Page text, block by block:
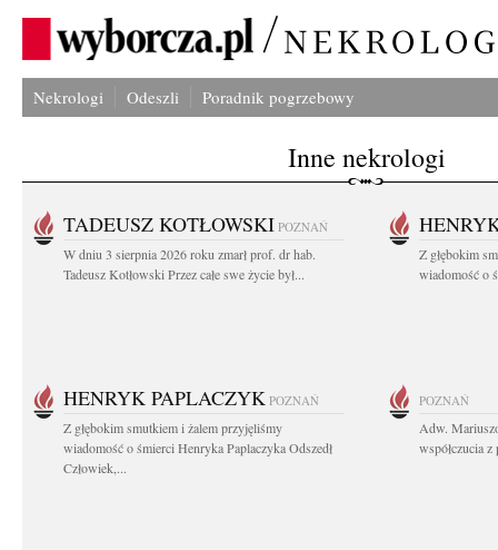
Nekrologi Odeszli Poradnik pogrzebowy
Inne nekrologi
TADEUSZ KOTŁOWSKI POZNAŃ
W dniu 3 sierpnia 2026 roku zmarł prof. dr hab.
Tadeusz Kotłowski Przez całe swe życie był...
Z głębokim
wiadomość o
HENRYK PAPLACZYK POZNAŃ
Z głębokim smutkiem i żalem przyjęliśmy
wiadomość o śmierci Henryka Paplaczyka Odszedł
Człowiek,...
POZNAŃ
Adw.
współczucia